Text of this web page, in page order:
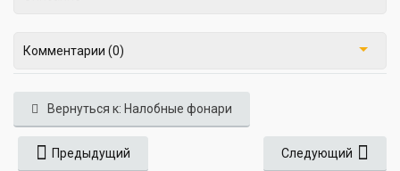
Комментарии (0)
Вернуться к: Налобные фонари
Предыдущий Следующий